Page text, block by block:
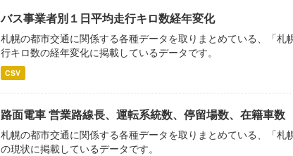
バス事業者別１日平均走行キロ数経年変化
札幌の都市交通に関係する各種データを取りまとめている、「
行キロ数の経年変化に掲載しているデータです。
CSV
路面電車 営業路線長、運転系統数、停留場数、在籍車数
札幌の都市交通に関係する各種データを取りまとめている、「
の現状に掲載しているデータです。